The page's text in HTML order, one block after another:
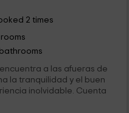
2 times
rooms
bathrooms
a las afueras de
la tranquilidad y el buen
inolvidable. Cuenta